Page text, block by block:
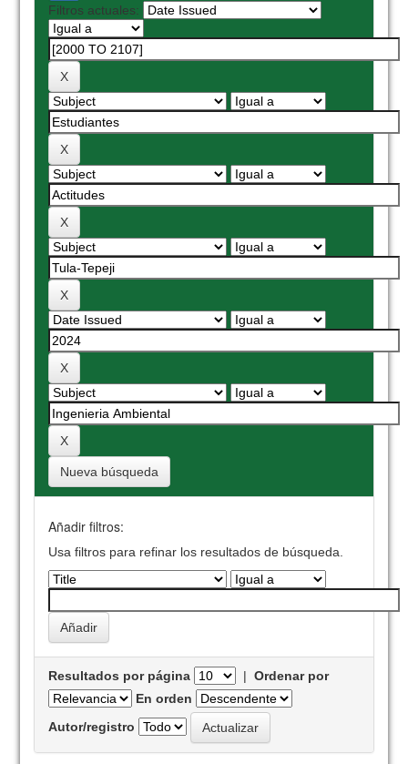
Filtros actuales:
Nueva búsqueda
Añadir filtros:
Usa filtros para refinar los resultados de búsqueda.
Resultados por página |Ordenar por
En orden
Autor/registro